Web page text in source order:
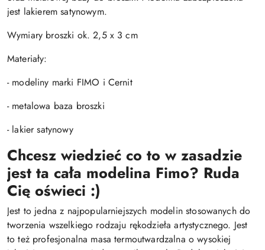
jest lakierem satynowym.
Wymiary broszki ok. 2,5 x 3 cm
Materiały:
- modeliny marki FIMO i Cernit
- metalowa baza broszki
- lakier satynowy
Chcesz wiedzieć co to w zasadzie
jest ta cała modelina Fimo? Ruda
Cię oświeci :)
Jest to jedna z najpopularniejszych modelin stosowanych do
tworzenia wszelkiego rodzaju rękodzieła artystycznego. Jest
to też profesjonalna masa termoutwardzalna o wysokiej